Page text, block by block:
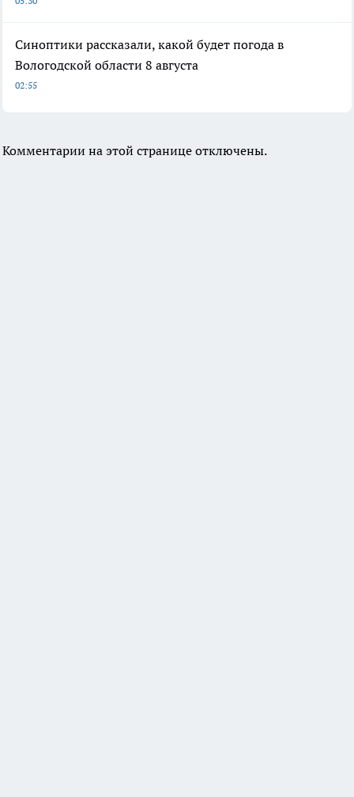
Синоптики рассказали, какой будет погода в
Вологодской области 8 августа
02:55
Комментарии на этой странице отключены.